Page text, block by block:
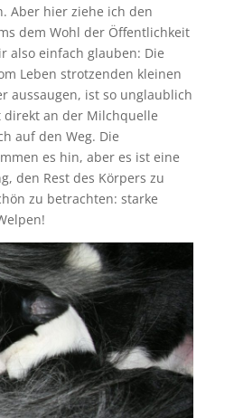
Aber hier ziehe ich den
dem Wohl der Öffentlichkeit
also einfach glauben: Die
Leben strotzenden kleinen
aussaugen, ist so unglaublich
direkt an der Milchquelle
auf den Weg. Die
es hin, aber es ist eine
den Rest des Körpers zu
zu betrachten: starke